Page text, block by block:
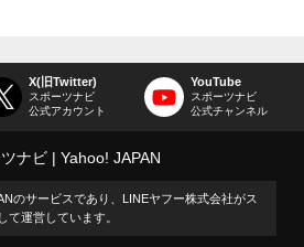
X(旧Twitter)
スポーツナビ
公式アカウント
YouTube
スポーツナビ
公式チャンネル
ナビ Yahoo! JAPAN
のサービスであり、LINEヤフー株式会社がス
て運営しています。